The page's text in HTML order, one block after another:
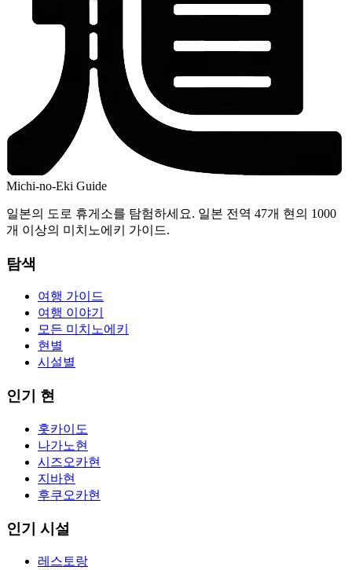
Michi-no-Eki Guide
일본의 도로 휴게소를 탐험하세요. 일본 전역 47개 현의 1000
개 이상의 미치노에키 가이드.
탐색
여행 가이드
여행 이야기
모든 미치노에키
현별
시설별
인기 현
홋카이도
나가노현
시즈오카현
지바현
후쿠오카현
인기 시설
레스토랑